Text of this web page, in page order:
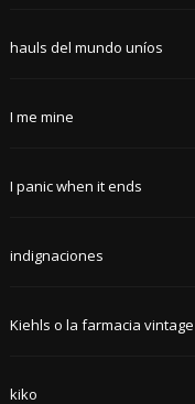
hauls del mundo uníos
I me mine
I panic when it ends
indignaciones
Kiehls o la farmacia vintage
kiko